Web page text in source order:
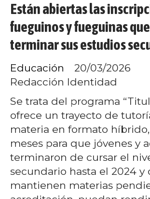
Están abiertas las
fueguinos y fueguinas
terminar sus estudios
Redacción Identidad
Educación 20/03/2026
Se trata del programa
ofrece un trayecto de
materia en formato
meses para que jóvenes y
terminaron de cursar el
secundario hasta el 2024 y
mantienen materias